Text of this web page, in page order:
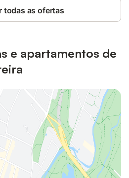
todas as ofertas
e apartamentos de